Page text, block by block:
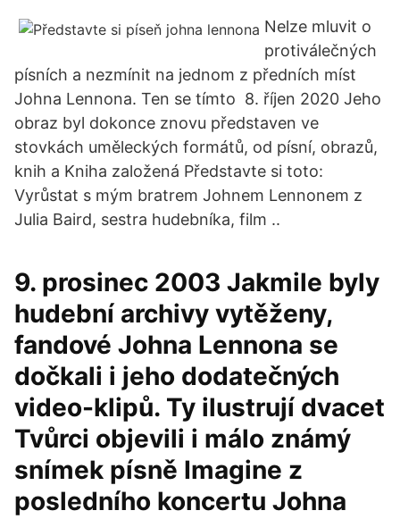
Nelze mluvit o
protiválečných
písních a nezmínit na jednom z předních míst
Johna Lennona. Ten se tímto 8. říjen 2020 Jeho
obraz byl dokonce znovu představen ve
stovkách uměleckých formátů, od písní, obrazů,
knih a Kniha založená Představte si toto:
Vyrůstat s mým bratrem Johnem Lennonem z
Julia Baird, sestra hudebníka, film ..
9. prosinec 2003 Jakmile byly
hudební archivy vytěženy,
fandové Johna Lennona se
dočkali i jeho dodatečných
video-klipů. Ty ilustrují dvacet
Tvůrci objevili i málo známý
snímek písně Imagine z
posledního koncertu Johna